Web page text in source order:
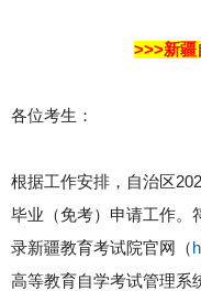
>>>新疆
各位考生：
根据工作安排，自治区
毕业（免考）申请工作。
录新疆教育考试院官网（
高等教育自学考试管理系